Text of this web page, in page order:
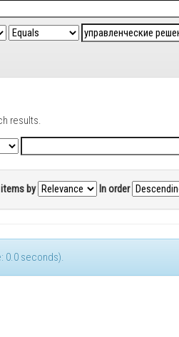
results.
by In order
0.0 seconds).